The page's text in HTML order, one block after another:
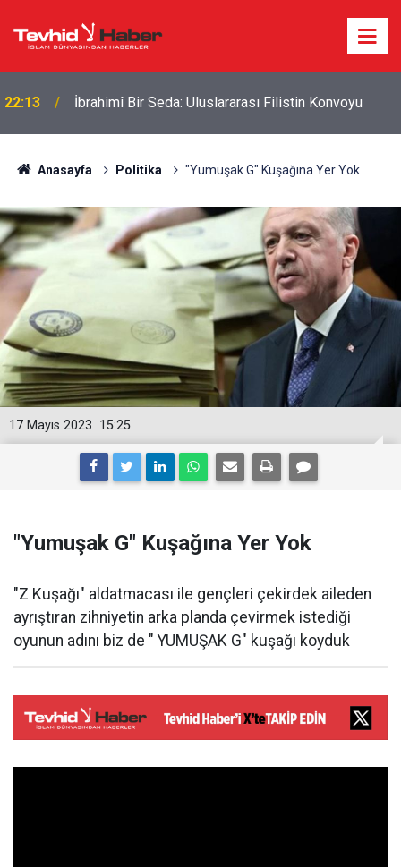
22:13 İbrahimî Bir Seda: Uluslararası Filistin Konvoyu
Anasayfa Politika "Yumuşak G" Kuşağına Yer Yok
15:25
17 Mayıs 2023
"Yumuşak G" Kuşağına Yer Yok
"Z Kuşağı" aldatmacası ile gençleri çekirdek aileden
ayrıştıran zihniyetin arka planda çevirmek istediği
oyunun adını biz de " YUMUŞAK G" kuşağı koyduk